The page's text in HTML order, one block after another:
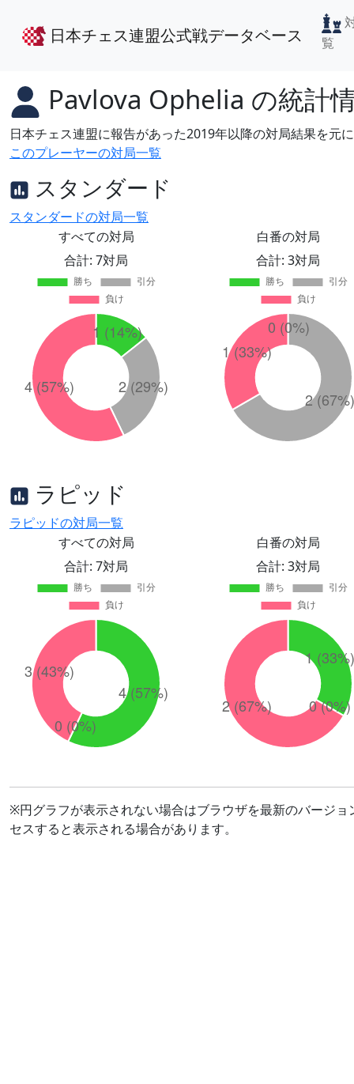
日本チェス連盟公式戦データベース
覧
Pavlova Ophelia の統計
日本チェス連盟に報告があった2019年以降の対局結果を元
このプレーヤーの対局一覧
スタンダード
スタンダードの対局一覧
すべての対局
合計: 7対局
白番の対局
合計: 3対局
ラピッド
ラピッドの対局一覧
すべての対局
合計: 7対局
白番の対局
合計: 3対局
※円グラフが表示されない場合はブラウザを最新のバージ
セスすると表示される場合があります。